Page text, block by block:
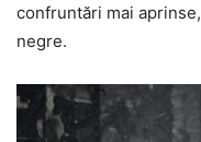
confruntări mai
negre.